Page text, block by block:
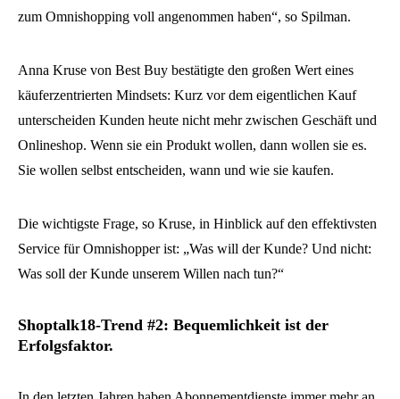
zum Omnishopping voll angenommen haben“, so Spilman.
Anna Kruse von Best Buy bestätigte den großen Wert eines
käuferzentrierten Mindsets: Kurz vor dem eigentlichen Kauf
unterscheiden Kunden heute nicht mehr zwischen Geschäft und
Onlineshop. Wenn sie ein Produkt wollen, dann wollen sie es.
Sie wollen selbst entscheiden, wann und wie sie kaufen.
Die wichtigste Frage, so Kruse, in Hinblick auf den effektivsten
Service für Omnishopper ist: „Was will der Kunde? Und nicht:
Was soll der Kunde unserem Willen nach tun?“
Shoptalk18-Trend #2: Bequemlichkeit ist der
Erfolgsfaktor.